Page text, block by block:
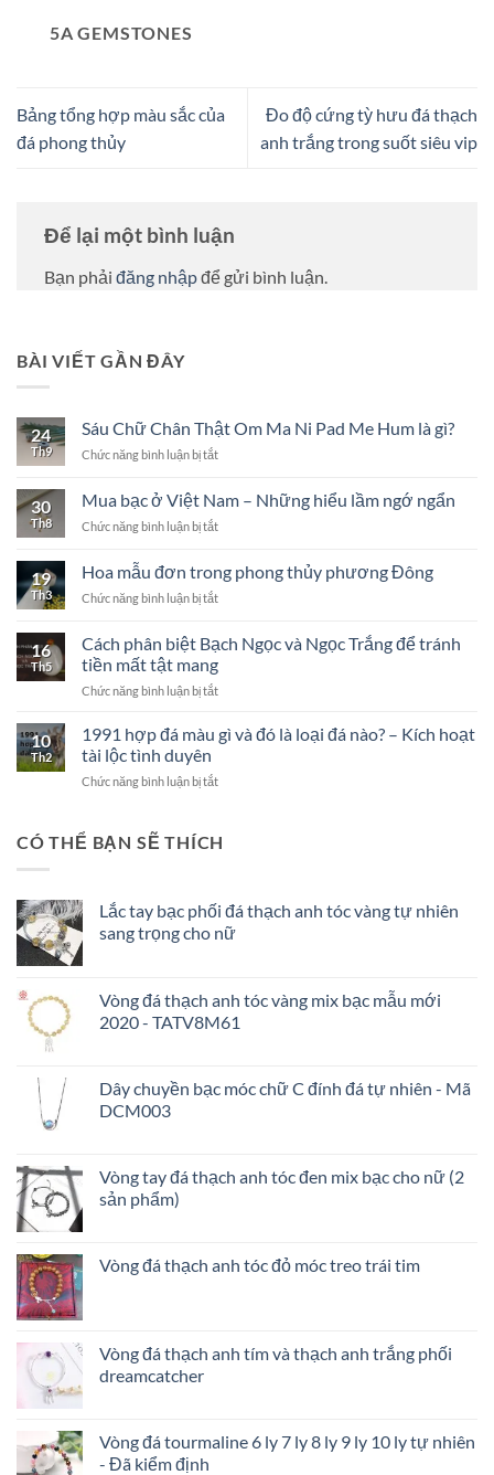
5A GEMSTONES
Bảng tổng hợp màu sắc của
đá phong thủy
Đo độ cứng tỳ hưu đá thạch
anh trắng trong suốt siêu vip
Để lại một bình luận
Bạn phải đăng nhậpđể gửi bình luận.
BÀI VIẾT GẦN ĐÂY
24
Th9
Sáu Chữ Chân Thật Om Ma Ni Pad Me Hum là gì?
Chức năng bình luận bị tắtở
Chân
Thật
Ni
Pad
Hum
là
30
Th8
Mua bạc ở Việt Nam – Những hiểu lầm ngớ ngẩn
Chức năng bình luận bị tắtở
ở
Việt
–
hiểu
lầm
ngẩn
19
Th3
Hoa mẫu đơn trong phong thủy phương Đông
Chức năng bình luận bị tắtở
đơn
trong
phong
phương
Đông
16
Th5
Cách phân biệt Bạch Ngọc và Ngọc Trắng để tránh
tiền mất tật mang
Chức năng bình luận bị tắtở
phân
biệt
Ngọc
Trắng
mất
tật
10
Th2
1991 hợp đá màu gì và đó là loại đá nào? – Kích hoạt
tài lộc tình duyên
Chức năng bình luận bị tắtở
đá
đó
là
–
Kích
tình
CÓ THỂ BẠN SẼ THÍCH
Lắc tay bạc phối đá thạch anh tóc vàng tự nhiên
sang trọng cho nữ
Vòng đá thạch anh tóc vàng mix bạc mẫu mới
2020 - TATV8M61
Dây chuyền bạc móc chữ C đính đá tự nhiên - Mã
DCM003
Vòng tay đá thạch anh tóc đen mix bạc cho nữ (2
sản phẩm)
Vòng đá thạch anh tóc đỏ móc treo trái tim
Vòng đá thạch anh tím và thạch anh trắng phối
dreamcatcher
Vòng đá tourmaline 6 ly 7 ly 8 ly 9 ly 10 ly tự nhiên
- Đã kiểm định